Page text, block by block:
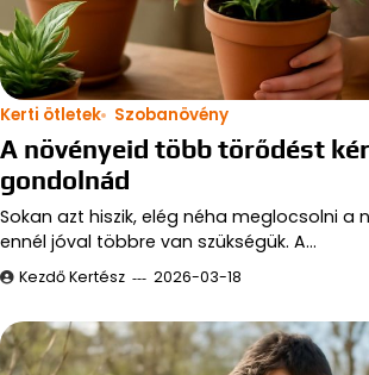
Kerti ötletek Szobanövény
A növényeid több törődést
gondolnád
Sokan azt hiszik, elég néha meglocsolni a
ennél jóval többre van szükségük. A…
Kezdő Kertész 2026-03-18